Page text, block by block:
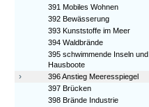
391 Mobiles Wohnen
392 Bewässerung
393 Kunststoffe im Meer
394 Waldbrände
395 schwimmende Inseln und
Hausboote
›
396 Anstieg Meeresspiegel
397 Brücken
398 Brände Industrie